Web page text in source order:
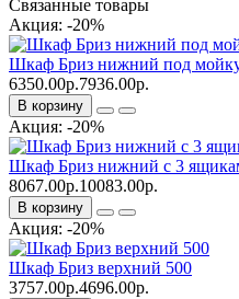
Связанные товары
Акция: -20%
Шкаф Бриз нижний под
6350.00р.7936.00р.
В корзину
Акция: -20%
Шкаф Бриз нижний с 3
8067.00р.10083.00р.
В корзину
Акция: -20%
Шкаф Бриз верхний 500
3757.00р.4696.00р.